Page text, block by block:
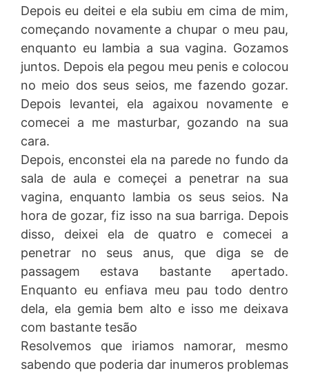
Depois eu deitei e ela subiu em cima de mim,
começando novamente a chupar o meu pau,
enquanto eu lambia a sua vagina. Gozamos
juntos. Depois ela pegou meu penis e colocou
no meio dos seus seios, me fazendo gozar.
Depois levantei, ela agaixou novamente e
comecei a me masturbar, gozando na sua
cara.
Depois, enconstei ela na parede no fundo da
sala de aula e começei a penetrar na sua
vagina, enquanto lambia os seus seios. Na
hora de gozar, fiz isso na sua barriga. Depois
disso, deixei ela de quatro e comecei a
penetrar no seus anus, que diga se de
passagem estava bastante apertado.
Enquanto eu enfiava meu pau todo dentro
dela, ela gemia bem alto e isso me deixava
com bastante tesão
Resolvemos que iriamos namorar, mesmo
sabendo que poderia dar inumeros problemas